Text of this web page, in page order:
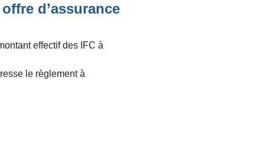
d’assurance
effectif des IFC à
le règlement à